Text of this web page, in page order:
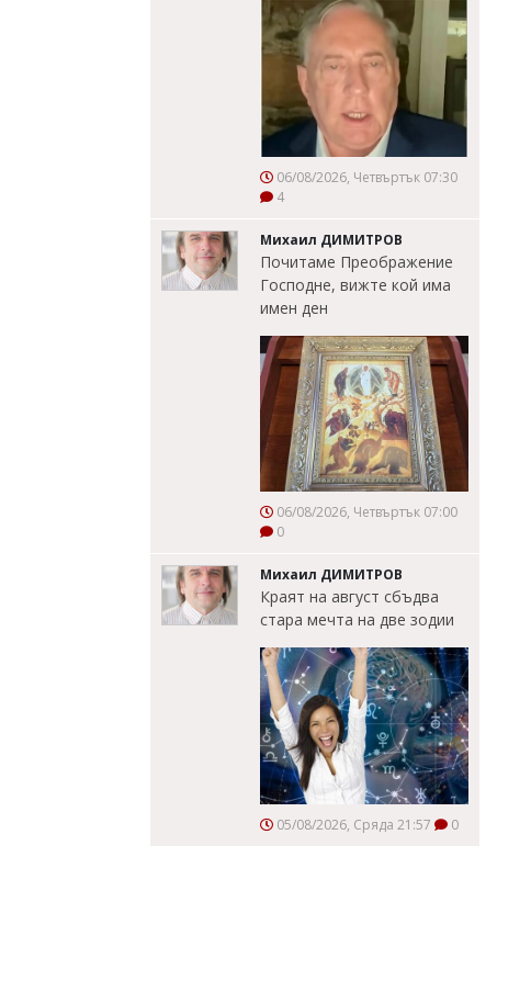
06/08/2026, Четвъртък 07:30
4
Михаил ДИМИТРОВ
Почитаме Преображение
Господне, вижте кой има
имен ден
06/08/2026, Четвъртък 07:00
0
Михаил ДИМИТРОВ
Краят на август сбъдва
стара мечта на две зодии
05/08/2026, Сряда 21:57 0